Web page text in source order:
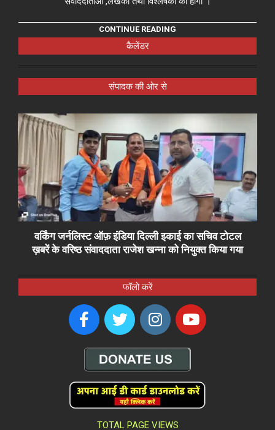
CONTINUE READING
कैलेंडर
संपादक की ओर से
वर्किंग जर्नलिस्ट ऑफ़ इंडिया दिल्ली इकाई का सचिव टोटल
ख़बरें के वरिष्ठ संवाददाता राजेश खन्ना को नियुक्त किया गया
फॉलो करें
TOTAL PAGE VIEWS